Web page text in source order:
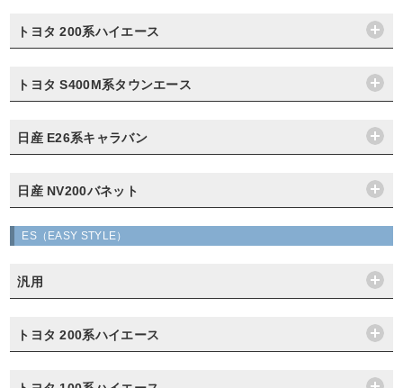
トヨタ 200系ハイエース
トヨタ S400M系タウンエース
日産 E26系キャラバン
日産 NV200バネット
ES（EASY STYLE）
汎用
トヨタ 200系ハイエース